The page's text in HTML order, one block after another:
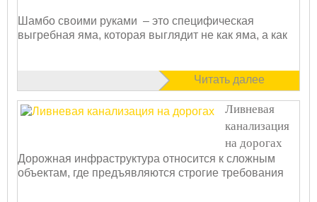
Шамбо своими руками – это специфическая
выгребная яма, которая выглядит не как яма, а как
Читать далее
Ливневая
канализация
на дорогах
Дорожная инфраструктура относится к сложным
объектам, где предъявляются строгие требования